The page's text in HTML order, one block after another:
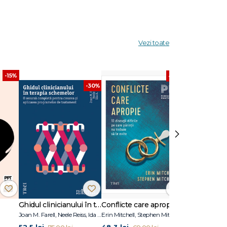
Vezi toate
-15%
-30%
Ghidul clinicianului în terapia schemelor
Joan M. Farell, Neele Reiss, Ida A.Show
-30%
Conflicte care apropie
Erin Mitchell, Stephen Mitchell
›